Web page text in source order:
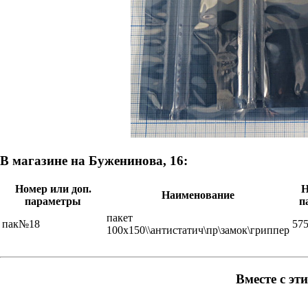
В магазине на Буженинова, 16:
Номер или доп.
параметры
Наименование
пак№18
пакет
100x150\\антистатич\пр\замок\гриппер
Вместе с